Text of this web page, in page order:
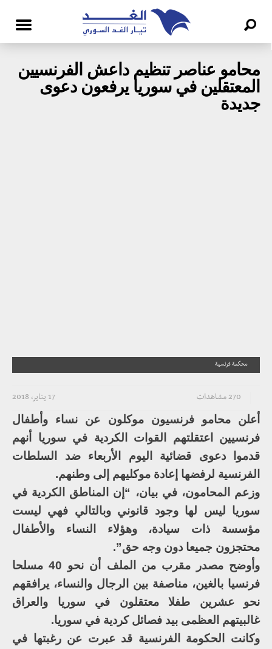
محامو عناصر تنظيم داعش الفرنسيين
المعتقلين في سوريا يرفعون دعوى
جديدة
محكمة فرنسية
17 يناير، 2018 270 مشاهدات
أعلن محامو فرنسيون موكلون عن نساء وأطفال
فرنسيين اعتقلتهم القوات الكردية في سوريا أنهم
قدموا دعوى قضائية اليوم الأربعاء ضد السلطات
الفرنسية لرفضها إعادة موكليهم إلى وطنهم.
وزعم المحامون، في بيان، “إن المناطق الكردية في
سوريا ليس لها وجود قانوني وبالتالي فهي ليست
مؤسسة ذات سيادة، وهؤلاء النساء والأطفال
محتجزون جميعا دون وجه حق”.
وأوضح مصدر مقرب من الملف أن نحو 40 مسلحا
فرنسيا بالغين، مناصفة بين الرجال والنساء، يرافقهم
نحو عشرين طفلا معتقلون في سوريا والعراق
غالبيتهم العظمى بيد فصائل كردية في سوريا.
وكانت الحكومة الفرنسية قد عبرت عن رغبتها في